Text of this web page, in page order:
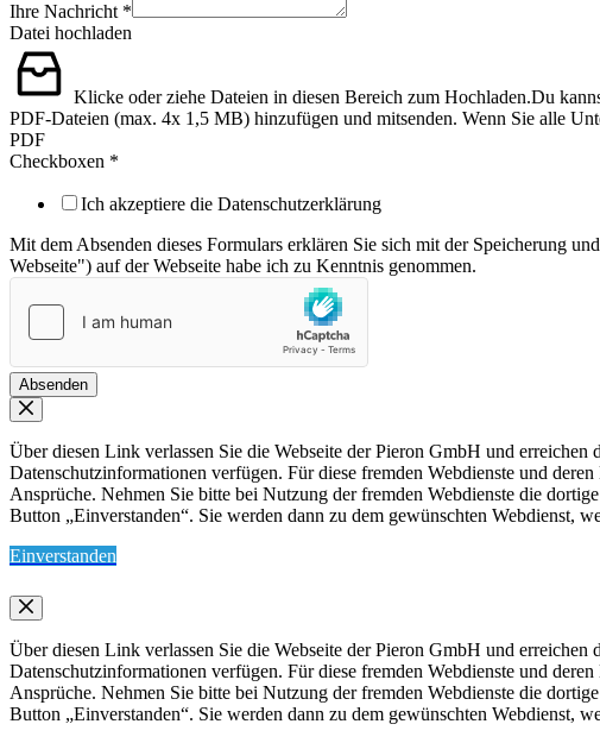
Ihre Nachricht *
Datei hochladen
Klicke oder ziehe Dateien in diesen Bereich zum Hochladen.Du
PDF-Dateien (max. 4x 1,5 MB) hinzufügen und mitsenden. Wenn Sie alle
PDF
Checkboxen *
Ich akzeptiere die Datenschutzerklärung
Mit dem Absenden dieses Formulars erklären Sie sich mit der Speicherung
Webseite") auf der Webseite habe ich zu Kenntnis genommen.
Absenden
Über diesen Link verlassen Sie die Webseite der Pieron GmbH und erreichen
Datenschutzinformationen verfügen. Für diese fremden Webdienste und
Ansprüche. Nehmen Sie bitte bei Nutzung der fremden Webdienste die
Button „Einverstanden“. Sie werden dann zu dem gewünschten Webdienst,
Einverstanden
Über diesen Link verlassen Sie die Webseite der Pieron GmbH und erreichen
Datenschutzinformationen verfügen. Für diese fremden Webdienste und
Ansprüche. Nehmen Sie bitte bei Nutzung der fremden Webdienste die
Button „Einverstanden“. Sie werden dann zu dem gewünschten Webdienst,